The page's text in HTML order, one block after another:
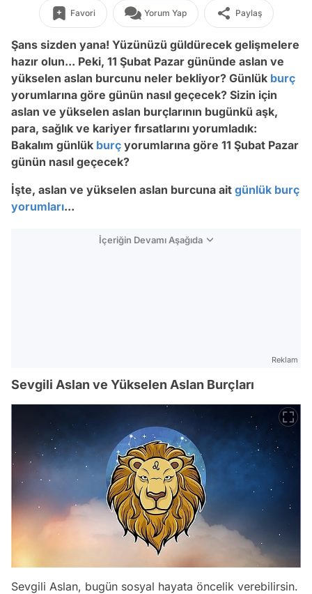
Favori Yorum Yap Paylaş
Şans sizden yana! Yüzünüzü güldürecek gelişmelere
hazır olun... Peki, 11 Şubat Pazar gününde aslan ve
yükselen aslan burcunu neler bekliyor? Günlük burç
yorumlarına göre günün nasıl geçecek? Sizin için
aslan ve yükselen aslan burçlarının bugünkü aşk,
para, sağlık ve kariyer fırsatlarını yorumladık:
Bakalım günlük burç yorumlarına göre 11 Şubat Pazar
günün nasıl geçecek?
İşte, aslan ve yükselen aslan burcuna ait günlük burç
yorumları...
İçeriğin Devamı Aşağıda
Reklam
Sevgili Aslan ve Yükselen Aslan Burçları
Sevgili Aslan, bugün sosyal hayata öncelik verebilirsin.